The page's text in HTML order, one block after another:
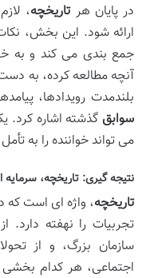
در پایان هرتاریخچه،
ارائه شود. این بخش،
جمع بندی می کند و به
آنچه مطالعه کرده، به
بلندمدت رویدادها،
سوابق گذشته اشاره کرد.
می تواند خواننده را به
نتیجه گیری: تاریخچه، سرمایه
تاریخچه، واژه ای است که
تجربیات را نهفته دارد.
سازمان بزرگ، و از
اجتماعی، هر کدام